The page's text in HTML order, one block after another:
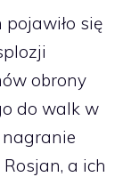
pojawiło się
obrony
do walk w
nagranie
a ich